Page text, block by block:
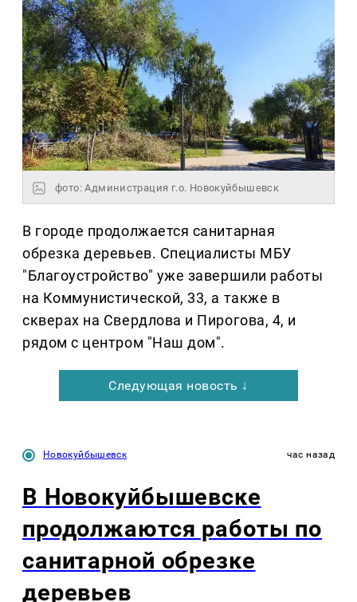
фото: Администрация г.о. Новокуйбышевск
В городе продолжается санитарная
обрезка деревьев. Специалисты МБУ
"Благоустройство" уже завершили работы
на Коммунистической, 33, а также в
скверах на Свердлова и Пирогова, 4, и
рядом с центром "Наш дом".
Следующая новость ↓
Новокуйбышевск час назад
В Новокуйбышевске
продолжаются работы по
санитарной обрезке
деревьев